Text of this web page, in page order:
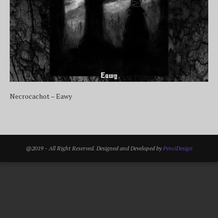
Necrocachot – Eawy
@2019 - All Right Reserved. Designed and Developed byPenciDesign